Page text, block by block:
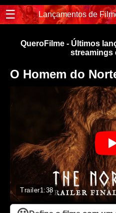
☰ Lançamentos de
QueroFilme - Últimos
streamings
O Homem do
Trailer1:38